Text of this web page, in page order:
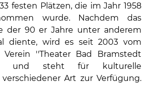
festen Plätzen, die im Jahr 1958
wurde. Nachdem das
der 90 er Jahre unter anderem
diente, wird es seit 2003 vom
''Theater Bad Bramstedt
und steht für kulturelle
Art zur Verfügung.